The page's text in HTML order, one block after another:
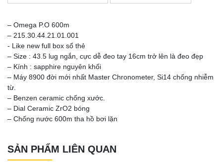
– Omega P.O 600m
– 215.30.44.21.01.001
‐ Like new full box sổ thẻ
– Size : 43.5 lug ngắn, cực dễ đeo tay 16cm trở lên là đeo đẹp
– Kính : sapphire nguyên khối
– Máy 8900 đời mới nhất Master Chronometer, Si14 chống nhiễm
từ.
– Benzen ceramic chống xước.
– Dial Ceramic ZrO2 bóng
– Chống nước 600m tha hồ bơi lặn
SẢN PHẨM LIÊN QUAN